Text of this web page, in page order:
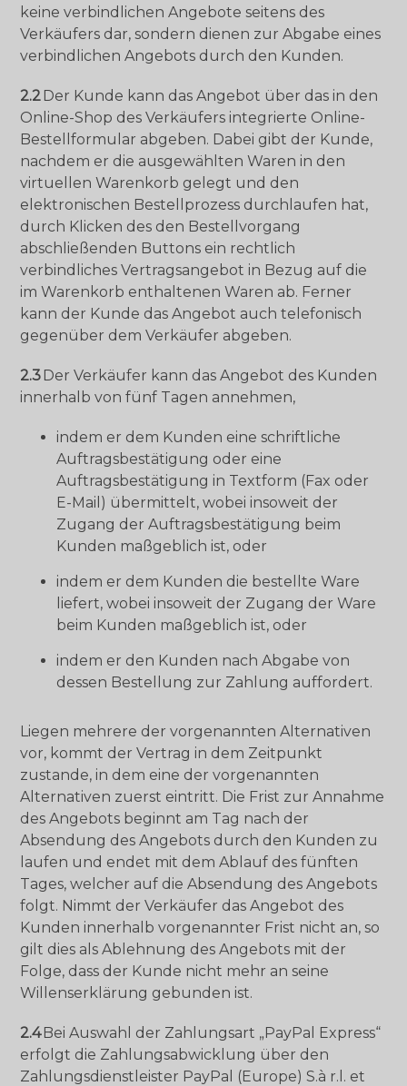
keine verbindlichen Angebote seitens des
Verkäufers dar, sondern dienen zur Abgabe eines
verbindlichen Angebots durch den Kunden.
2.2Der Kunde kann das Angebot über das in den
Online-Shop des Verkäufers integrierte Online-
Bestellformular abgeben. Dabei gibt der Kunde,
nachdem er die ausgewählten Waren in den
virtuellen Warenkorb gelegt und den
elektronischen Bestellprozess durchlaufen hat,
durch Klicken des den Bestellvorgang
abschließenden Buttons ein rechtlich
verbindliches Vertragsangebot in Bezug auf die
im Warenkorb enthaltenen Waren ab. Ferner
kann der Kunde das Angebot auch telefonisch
gegenüber dem Verkäufer abgeben.
2.3Der Verkäufer kann das Angebot des Kunden
innerhalb von fünf Tagen annehmen,
indem er dem Kunden eine schriftliche
Auftragsbestätigung oder eine
Auftragsbestätigung in Textform (Fax oder
E-Mail) übermittelt, wobei insoweit der
Zugang der Auftragsbestätigung beim
Kunden maßgeblich ist, oder
indem er dem Kunden die bestellte Ware
liefert, wobei insoweit der Zugang der Ware
beim Kunden maßgeblich ist, oder
indem er den Kunden nach Abgabe von
dessen Bestellung zur Zahlung auffordert.
Liegen mehrere der vorgenannten Alternativen
vor, kommt der Vertrag in dem Zeitpunkt
zustande, in dem eine der vorgenannten
Alternativen zuerst eintritt. Die Frist zur Annahme
des Angebots beginnt am Tag nach der
Absendung des Angebots durch den Kunden zu
laufen und endet mit dem Ablauf des fünften
Tages, welcher auf die Absendung des Angebots
folgt. Nimmt der Verkäufer das Angebot des
Kunden innerhalb vorgenannter Frist nicht an, so
gilt dies als Ablehnung des Angebots mit der
Folge, dass der Kunde nicht mehr an seine
Willenserklärung gebunden ist.
2.4Bei Auswahl der Zahlungsart „PayPal Express“
erfolgt die Zahlungsabwicklung über den
Zahlungsdienstleister PayPal (Europe) S.à r.l. et